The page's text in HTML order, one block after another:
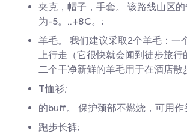
夹克，帽子，手套。 该路线山区的
为-5。..+8C。;
羊毛。 我们建议采取2个羊毛：一
上行走（它很快就会闻到徒步旅行
二个干净新鲜的羊毛用于在酒店散
T恤衫;
的buff。 保护颈部不燃烧，可用作
跑步长裤;